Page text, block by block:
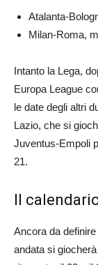
Atalanta-
Milan-Roma,
Intanto la Lega,
Europa League
le date degli altri
Lazio, che si
Juventus-Empoli
21.
Il
Ancora da
andata si